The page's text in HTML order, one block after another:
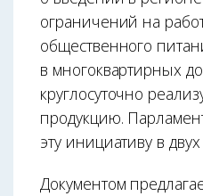
ограничений на
общественного
в многоквартирных
круглосуточно
продукцию.
эту инициативу в
Документом